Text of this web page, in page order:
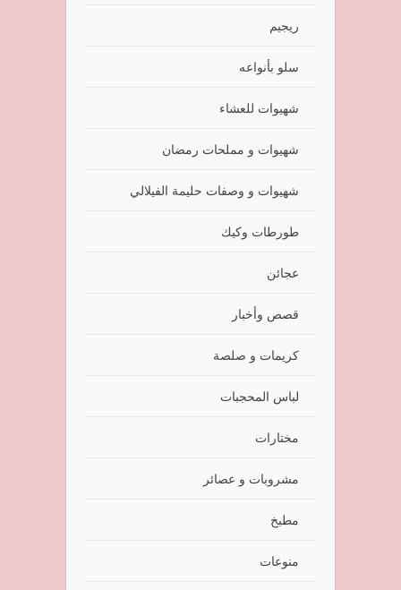
ريجيم
سلو بأنواعه
شهيوات للعشاء
شهيوات و مملحات رمضان
شهيوات و وصفات حليمة الفيلالي
طورطات وكيك
عجائن
قصص وأخبار
كريمات و صلصة
لباس المحجبات
مختارات
مشروبات و عصائر
مطبخ
منوعات